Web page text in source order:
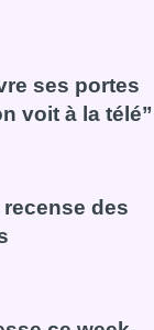
recense des
ce week-
121 km/h sur
ce week-